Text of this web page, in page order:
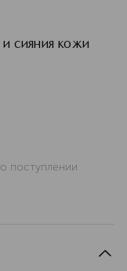
сияния кожи
поступлении